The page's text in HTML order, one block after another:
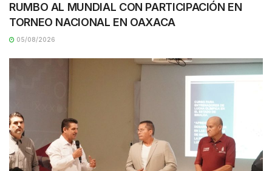
RUMBO AL MUNDIAL CON PARTICIPACIÓN EN
TORNEO NACIONAL EN OAXACA
05/08/2026